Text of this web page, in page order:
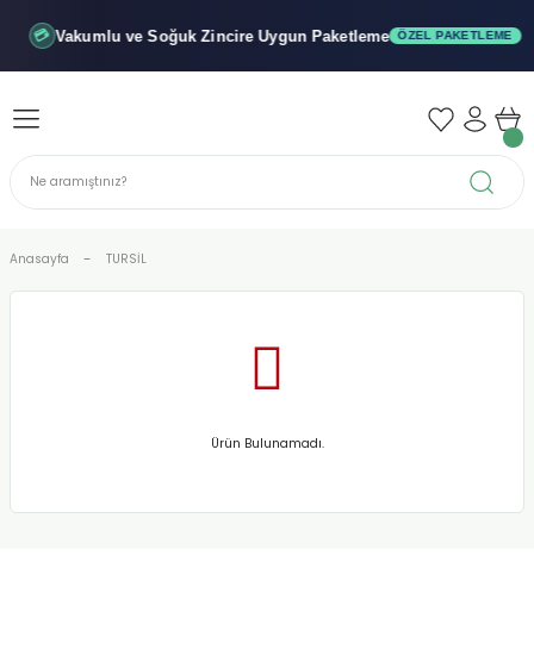
💳 Vakumlu ve SoğukZincire Uygun Paketleme ÖZEL PAKETLEME
Geri Dön
Geri Dön
Geri Dön
Anasayfa TURSİL
Ürün Bulunamadı.